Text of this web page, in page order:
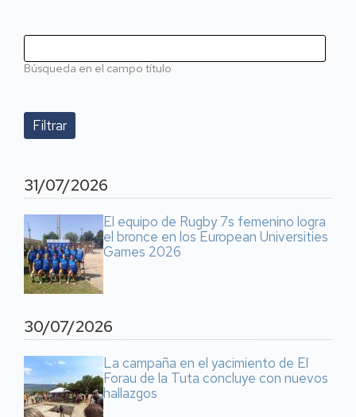
Búsqueda en el campo título
31/07/2026
El equipo de Rugby 7s femenino logra
el bronce en los European Universities
Games 2026
30/07/2026
La campaña en el yacimiento de El
Forau de la Tuta concluye con nuevos
hallazgos